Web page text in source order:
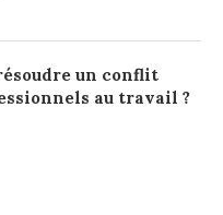
un conflit
au travail ?